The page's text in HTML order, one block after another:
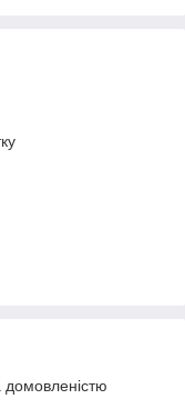
домовленістю